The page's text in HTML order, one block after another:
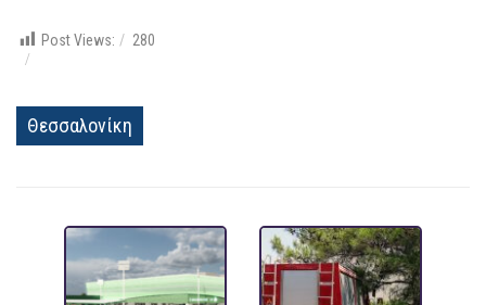
Post Views: 280
Θεσσαλονίκη